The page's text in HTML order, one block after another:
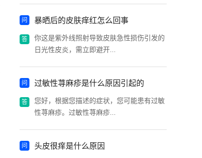
暴晒后的皮肤痒红怎么回事
你这是紫外线照射导致皮肤急性损伤引发的
日光性皮炎，需立即避开...
过敏性荨麻疹是什么原因引起的
您好，根据您描述的症状，您可能患有过敏
性荨麻疹。过敏性荨麻疹...
头皮很痒是什么原因